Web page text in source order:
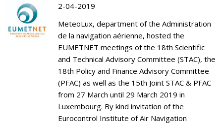
2-04-2019
MeteoLux, department of the Administration
de la navigation aérienne, hosted the
EUMETNET meetings of the 18th Scientific
and Technical Advisory Committee (STAC), the
18th Policy and Finance Advisory Committee
(PFAC) as well as the 15th Joint STAC & PFAC
from 27 March until 29 March 2019 in
Luxembourg. By kind invitation of the
Eurocontrol Institute of Air Navigation